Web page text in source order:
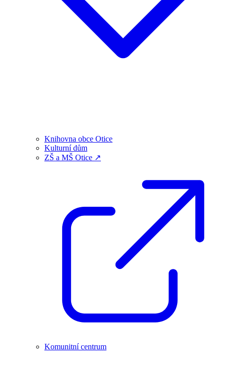
Knihovna obce Otice
Kulturní dům
ZŠ a MŠ Otice ↗
Komunitní centrum